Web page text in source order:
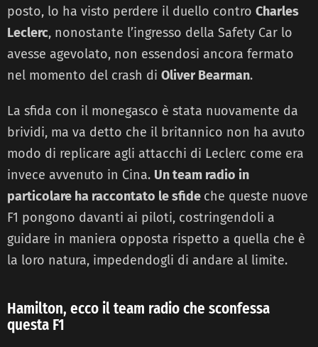
posto, lo ha visto perdere il duello contro Charles
Leclerc, nonostante l’ingresso della Safety Car lo
avesse agevolato, non essendosi ancora fermato
nel momento del crash di Oliver Bearman.
La sfida con il monegasco è stata nuovamente da
brividi, ma va detto che il britannico non ha avuto
modo di replicare agli attacchi di Leclerc come era
invece avvenuto in Cina. Un team radio in
particolare ha raccontato le sfide che queste nuove
F1 pongono davanti ai piloti, costringendoli a
guidare in maniera opposta rispetto a quella che è
la loro natura, impedendogli di andare al limite.
Hamilton, ecco il team radio che sconfessa
questa F1